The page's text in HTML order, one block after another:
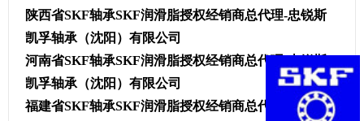
陕西省SKF轴承SKF润滑脂授权经销商总代理-忠锐斯
凯孚轴承（沈阳）有限公司
河南省SKF轴承SKF润滑脂授权经销商总代理-忠锐斯
凯孚轴承（沈阳）有限公司
福建省SKF轴承SKF润滑脂授权经销商总代理-忠锐斯